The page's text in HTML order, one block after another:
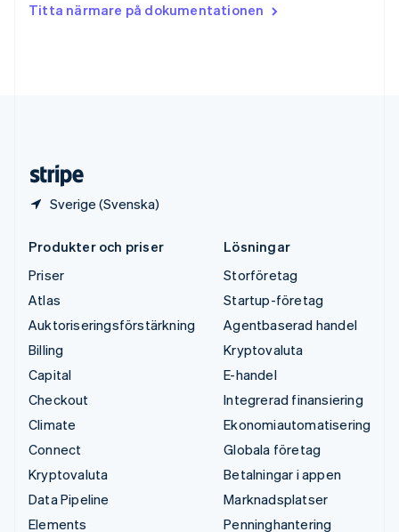
Titta närmare på dokumentationen
Sverige (Svenska)
English
Produkter och priser
Priser
Atlas
Auktoriseringsförstärkning
Billing
Capital
Checkout
Climate
Connect
Kryptovaluta
Data Pipeline
Elements
Lösningar
Storföretag
Startup-företag
Agentbaserad handel
Kryptovaluta
E-handel
Integrerad finansiering
Ekonomiautomatisering
Globala företag
Betalningar i appen
Marknadsplatser
Penninghantering